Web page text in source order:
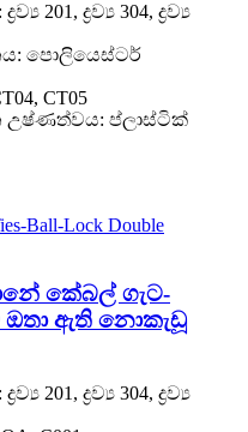
201, ද්‍රව්‍ය 304, ද්‍රව්‍ය
පොලියෙස්ටර්
CT05
උෂ්ණත්වය: ප්ලාස්ටික්
කේබල් ගැට-
ඇති නොකැඩූ
201, ද්‍රව්‍ය 304, ද්‍රව්‍ය